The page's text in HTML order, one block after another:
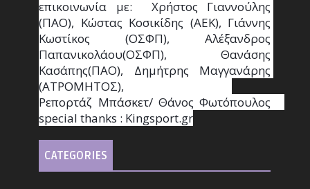
επικοινωνία με:  Χρήστος Γιαννούλης
(ΠΑΟ), Κώστας Κοσικίδης (ΑΕΚ), Γιάννης
Κωστίκος (ΟΣΦΠ), Αλέξανδρος
Παπανικολάου(ΟΣΦΠ), Θανάσης
Κασάπης(ΠΑΟ), Δημήτρης Μαγγανάρης
(ΑΤΡΟΜΗΤΟΣ),
Ρεπορτάζ Μπάσκετ/ Θάνος Φωτόπουλος
special thanks : Κingsport.gr
CATEGORIES